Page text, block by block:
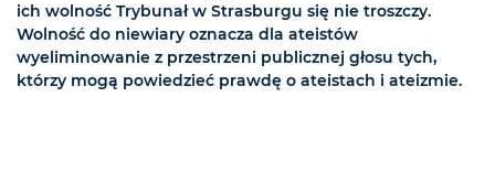
ich wolność Trybunał w Strasburgu się nie troszczy.
Wolność do niewiary oznacza dla ateistów
wyeliminowanie z przestrzeni publicznej głosu tych,
którzy mogą powiedzieć prawdę o ateistach i ateizmie.